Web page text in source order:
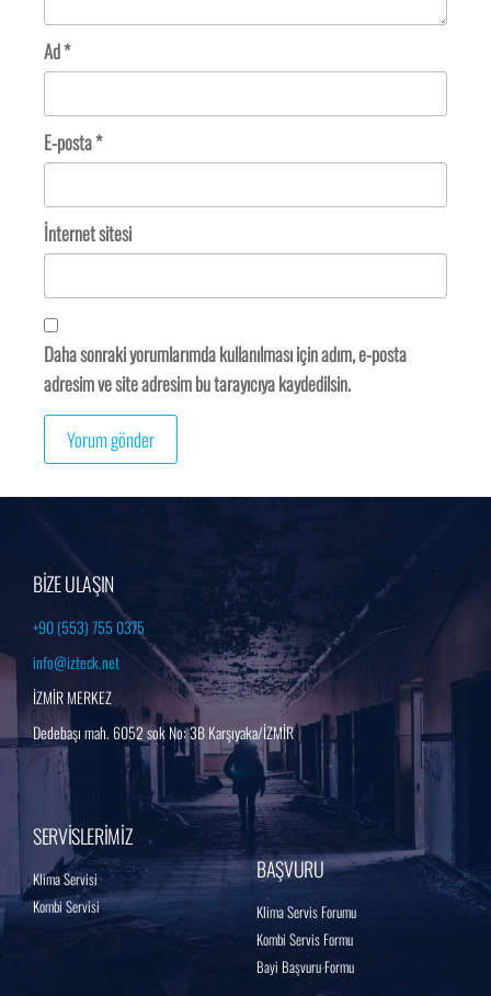
Ad*
E-posta*
İnternet sitesi
Daha sonraki yorumlarımda kullanılması için adım, e-posta
adresim ve site adresim bu tarayıcıya kaydedilsin.
BİZE ULAŞIN
+90 (553) 755 0375
info@izteck.net
İZMİR MERKEZ
Dedebaşı mah. 6052 sok No: 3B Karşıyaka/İZMİR
SERVİSLERİMİZ
Klima Servisi
Kombi Servisi
BAŞVURU
Klima Servis Forumu
Kombi Servis Formu
Bayi Başvuru Formu